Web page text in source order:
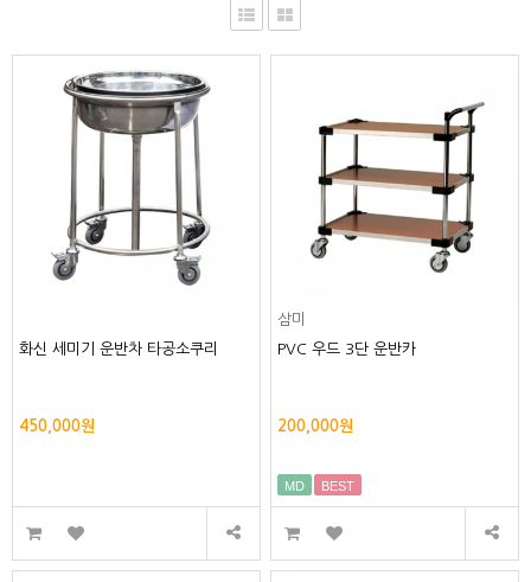
화신 세미기 운반차 타공소쿠리
450,000원
삼미
PVC 우드 3단 운반카
200,000원
MD BEST